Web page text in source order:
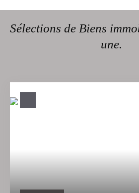
Sélections de Biens
une.